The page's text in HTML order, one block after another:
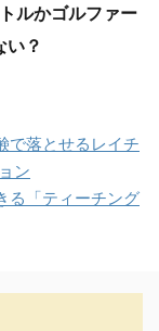
ルかゴルファー
い？
で落とせるレイチ
ン
る「ティーチング